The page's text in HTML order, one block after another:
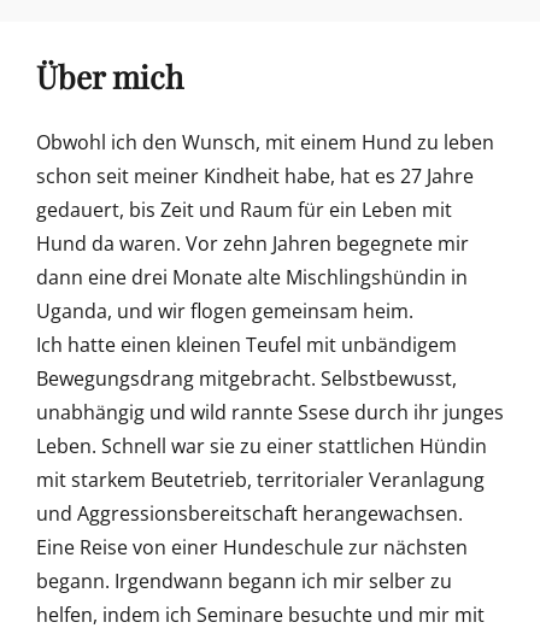
Über mich
Obwohl ich den Wunsch, mit einem Hund zu leben
schon seit meiner Kindheit habe, hat es 27 Jahre
gedauert, bis Zeit und Raum für ein Leben mit
Hund da waren. Vor zehn Jahren begegnete mir
dann eine drei Monate alte Mischlingshündin in
Uganda, und wir flogen gemeinsam heim.
Ich hatte einen kleinen Teufel mit unbändigem
Bewegungsdrang mitgebracht. Selbstbewusst,
unabhängig und wild rannte Ssese durch ihr junges
Leben. Schnell war sie zu einer stattlichen Hündin
mit starkem Beutetrieb, territorialer Veranlagung
und Aggressionsbereitschaft herangewachsen.
Eine Reise von einer Hundeschule zur nächsten
begann. Irgendwann begann ich mir selber zu
helfen, indem ich Seminare besuchte und mir mit